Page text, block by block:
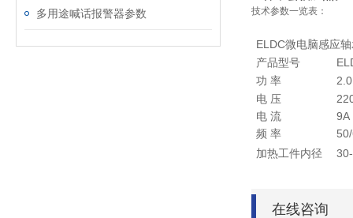
多用途喊话报警器参数 技术参数一览表：
ELDC微电脑感应
产品型号
功 率
电 压
电 流
9A
频 率
加热工件内径
在线咨询